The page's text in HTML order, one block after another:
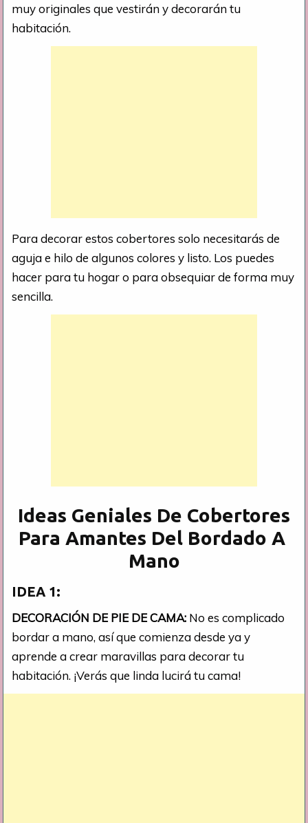
muy originales que vestirán y decorarán tu
habitación.
Para decorar estos cobertores solo necesitarás de
aguja e hilo de algunos colores y listo. Los puedes
hacer para tu hogar o para obsequiar de forma muy
sencilla.
Ideas Geniales De Cobertores
Para Amantes Del Bordado A
Mano
IDEA 1:
DECORACIÓN DE PIE DE CAMA: No es complicado
bordar a mano, así que comienza desde ya y
aprende a crear maravillas para decorar tu
habitación. ¡Verás que linda lucirá tu cama!